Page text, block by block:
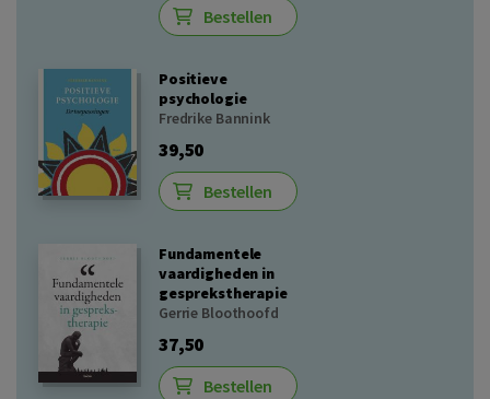
Bestellen
Positieve
psychologie
Fredrike Bannink
39,50
Bestellen
Fundamentele
vaardigheden in
gesprekstherapie
Gerrie Bloothoofd
37,50
Bestellen